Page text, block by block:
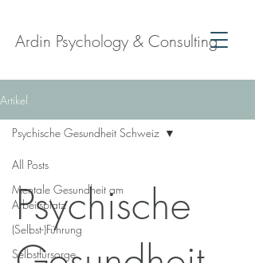
Ardin Psychology & Consulting
Artikel
All Posts
Mentale Gesundheit am
Arbeitsplatz
(Selbst-)Führung
Selbstfürsorge
Psychische Gesundheit Schweiz
Psychische